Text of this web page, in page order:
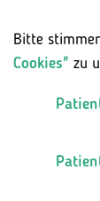
Bitte
Cookies" zu